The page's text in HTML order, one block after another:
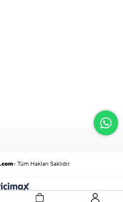
- Tüm Hakları Saklıdır.